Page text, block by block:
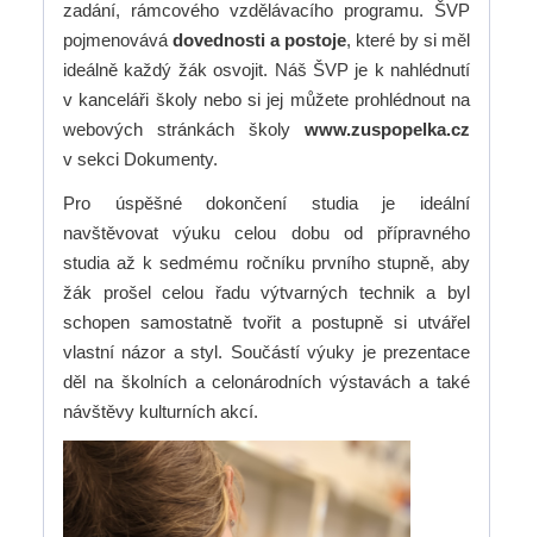
zadání, rámcového vzdělávacího programu. ŠVP
pojmenovávádovednosti a postoje, které by si měl
ideálně každý žák osvojit. Náš ŠVP je k nahlédnutí
v kanceláři školy nebo si jej můžete prohlédnout na
webových stránkách školy www.zuspopelka.cz
v sekci Dokumenty.
Pro úspěšné dokončení studia je ideální
navštěvovat výuku celou dobu od přípravného
studia až k sedmému ročníku prvního stupně, aby
žák prošel celou řadu výtvarných technik a byl
schopen samostatně tvořit a postupně si utvářel
vlastní názor a styl. Součástí výuky je prezentace
děl na školních a celonárodních výstavách a také
návštěvy kulturních akcí.